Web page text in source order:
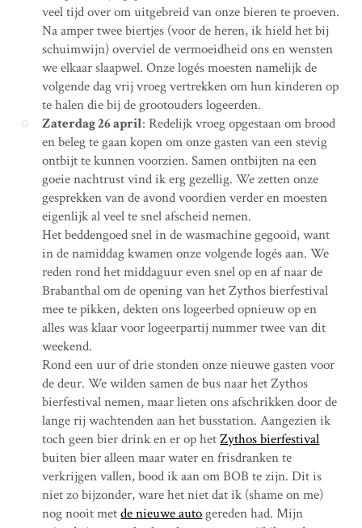
veel tijd over om uitgebreid van onze bieren te proeven.
Na amper twee biertjes (voor de heren, ik hield het bij
schuimwijn) overviel de vermoeidheid ons en wensten
we elkaar slaapwel. Onze logés moesten namelijk de
volgende dag vrij vroeg vertrekken om hun kinderen op
te halen die bij de grootouders logeerden.
Zaterdag 26 april: Redelijk vroeg opgestaan om brood
en beleg te gaan kopen om onze gasten van een stevig
ontbijt te kunnen voorzien. Samen ontbijten na een
goeie nachtrust vind ik erg gezellig. We zetten onze
gesprekken van de avond voordien verder en moesten
eigenlijk al veel te snel afscheid nemen.
Het beddengoed snel in de wasmachine gegooid, want
in de namiddag kwamen onze volgende logés aan. We
reden rond het middaguur even snel op en af naar de
Brabanthal om de opening van het Zythos bierfestival
mee te pikken, dekten ons logeerbed opnieuw op en
alles was klaar voor logeerpartij nummer twee van dit
weekend.
Rond een uur of drie stonden onze nieuwe gasten voor
de deur. We wilden samen de bus naar het Zythos
bierfestival nemen, maar lieten ons afschrikken door de
lange rij wachtenden aan het busstation. Aangezien ik
toch geen bier drink en er op hetZythos bierfestival
buiten bier alleen maar water en frisdranken te
verkrijgen vallen, bood ik aan om BOB te zijn. Dit is
niet zo bijzonder, ware het niet dat ik (shame on me)
nog nooit metde nieuwe autogereden had. Mijn